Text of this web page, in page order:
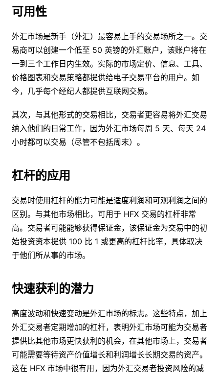
可用性
外汇市场是新手（外汇）最容易上手的交易场所之一。交
易商可以创建一个低至 50 英镑的外汇账户，该账户将在
一到三个工作日内生效。实际的市场定价、信息、工具、
价格图表和交易策略都提供给电子交易平台的用户。如
今，几乎每个经纪人都提供互联网交易。
其次，与其他形式的交易相比，交易者更容易将外汇交易
纳入他们的日常工作，因为外汇市场每周 5 天、每天 24
小时都可以交易（尽管不包括周末）。
杠杆的应用
交易时使用杠杆的能力可能是适度利润和可观利润之间的
区别。与其他市场相比，可用于 HFX 交易的杠杆非常
高。交易者可能能够获得保证金，该保证金为交易中的初
始投资资本提供 100 比 1 或更高的杠杆比率，具体取决
于他们所从事的市场。
快速获利的潜力
高度波动和快速变动是外汇市场的标志。这些特点，加上
外汇交易者定期增加的杠杆，表明外汇市场可能为交易者
提供比其他市场更快获利的机会，在其他市场上，交易者
可能需要等待资产价值增长和利润增长长期交易的资产。
这在 HFX 市场中很有用，因为外汇交易者投资风险的减